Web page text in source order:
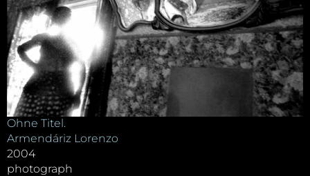
Ohne Titel.
Armendáriz Lorenzo
2004
photograph